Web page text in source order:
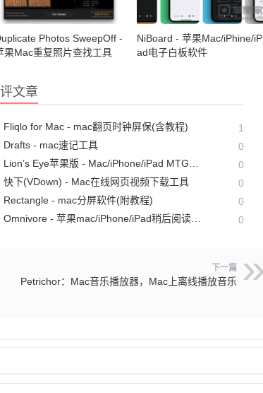
Photos SweepOff -
果Mac重复照片查找工具
NiBoard - 苹果Mac/iPhine/iP
ad电子白板软件
文章
Fliqlo for Mac - mac翻页时钟屏保(含教程) 1
Drafts - mac速记工具 0
Lion’s Eye苹果版 - Mac/iPhone/iPad MTG游戏卡牌管理器 0
快下(VDown) - Mac在线网页视频下载工具 0
Rectangle - mac分屏软件(附教程) 0
Omnivore - 苹果mac/iPhone/iPad稍后阅读app(含教程) 0
下一篇
Petrichor：Mac音乐播放器，Mac上离线播放音乐